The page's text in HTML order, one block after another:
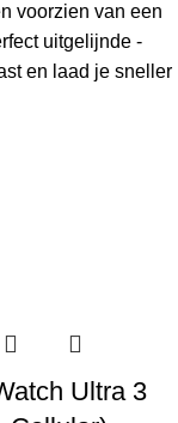
voorzien van een
uitgelijnde -
en laad je sneller
Ultra 3